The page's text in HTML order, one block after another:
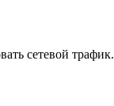
сетевой трафик.